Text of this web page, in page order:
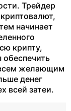
Трейдер
начинает
крипту,
всем желающим
денег
всей затеи.